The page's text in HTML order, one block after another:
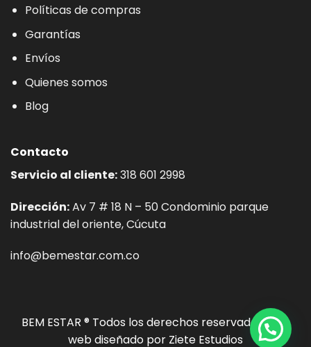
Políticas de compras
Garantías
Envíos
Quienes somos
Blog
Contacto
Servicio al cliente:318 601 2998
Dirección:Av 7 # 18 N – 50 Condominio parque
industrial del oriente, Cúcuta
info@bemestar.com.co
BEM ESTAR ® Todos los derechos reservados. Sitio
web diseñado por Ziete Estudios